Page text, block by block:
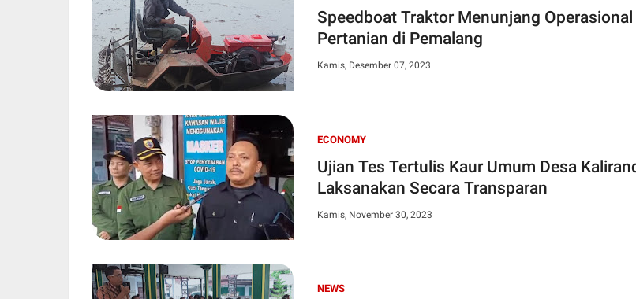
Speedboat Traktor Menunjang Operasional
Pertanian di Pemalang
Kamis, Desember 07, 2023
ECONOMY
Ujian Tes Tertulis Kaur Umum Desa Kalirandu di
Laksanakan Secara Transparan
Kamis, November 30, 2023
NEWS